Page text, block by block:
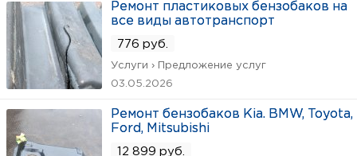
Ремонт пластиковых бензобаков на
все виды автотранспорт
776 руб.
Услуги › Предложение услуг
03.05.2026
Ремонт бензобаков Kia. BMW, Toyota,
Ford, Mitsubishi
12 899 руб.